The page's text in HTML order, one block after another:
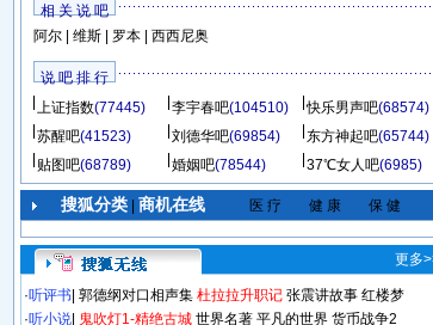
相 关 说 吧
阿尔| 维斯| 罗本| 西西尼奥
说 吧 排 行
上证指数(77445) 李宇春吧(104510) 快乐男声吧(68574)
苏醒吧(41523) 刘德华吧(69854) 东方神起吧(65744)
贴图吧(68789) 婚姻吧(78544) 37℃女人吧(6985)
搜狐分类| 商机在线 医 疗 健 康 保 健
更多
·听评书 郭德纲对口相声集 杜拉拉升职记 张震讲故事 红楼梦
·听小说 鬼吹灯1-精绝古城 世界名著 平凡的世界 货币战争2